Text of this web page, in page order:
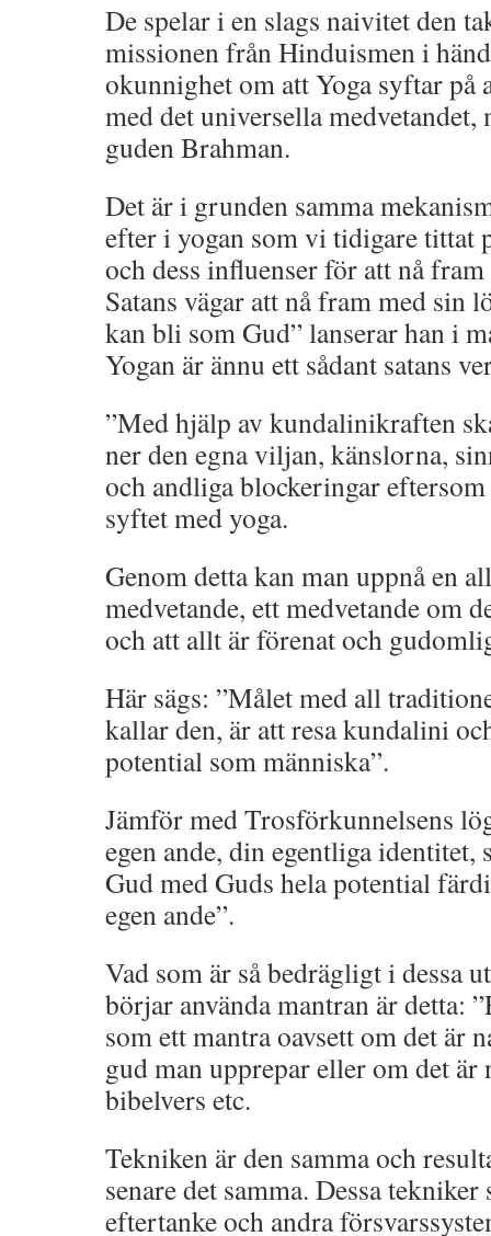
De spelar i en slags naivitet den
missionen från Hinduismen i
okunnighet om att Yoga syftar
med det universella medvetandet,
guden Brahman.
Det är i grunden samma
efter i yogan som vi tidigare tittat
och dess influenser för att nå
Satans vägar att nå fram med sin
kan bli som Gud” lanserar han i
Yogan är ännu ett sådant satans
”Med hjälp av kundalinikraften
ner den egna viljan, känslorna,
och andliga blockeringar
syftet med yoga.
Genom detta kan man uppnå en
medvetande, ett medvetande om
och att allt är förenat och
Här sägs: ”Målet med all
kallar den, är att resa kundalini
potential som människa”.
Jämför med Trosförkunnelsens
egen ande, din egentliga
Gud med Guds hela potential
egen ande”.
Vad som är så bedrägligt i dessa
börjar använda mantran är detta:
som ett mantra oavsett om det är
gud man upprepar eller om det är
bibelvers etc.
Tekniken är den samma och
senare det samma. Dessa
eftertanke och andra